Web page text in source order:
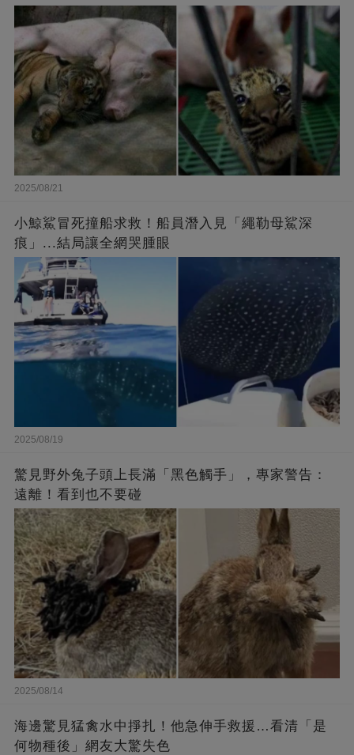
2025/08/21
小鯨鯊冒死撞船求救！船員潛入見「繩勒母鯊深
痕」...結局讓全網哭腫眼
2025/08/19
驚見野外兔子頭上長滿「黑色觸手」，專家警告：
遠離！看到也不要碰
2025/08/14
海邊驚見猛禽水中掙扎！他急伸手救援…看清「是
何物種後」網友大驚失色